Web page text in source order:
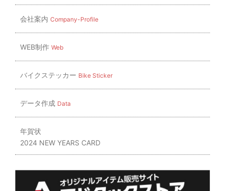
会社案内 Company-Profile
WEB制作 Web
バイクステッカー Bike Sticker
データ作成 Data
年賀状
2024 NEW YEARS CARD